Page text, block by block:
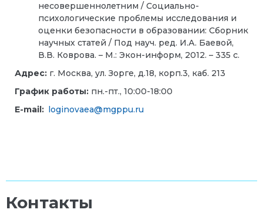
несовершеннолетним / Социально-
психологические проблемы исследования и
оценки безопасности в образовании: Сборник
научных статей / Под науч. ред. И.А. Баевой,
В.В. Коврова. – М.: Экон-информ, 2012. – 335 с.
Адрес: г. Москва, ул. Зорге, д.18, корп.3, каб. 213
График работы: пн.-пт., 10:00-18:00
E-mail: loginovaea@mgppu.ru
Контакты